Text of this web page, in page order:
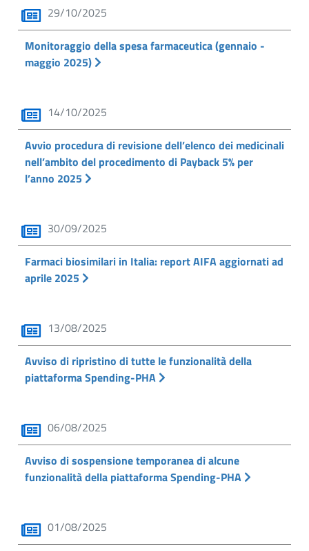
29/10/2025
Monitoraggio della spesa farmaceutica (gennaio -
maggio 2025)
14/10/2025
Avvio procedura di revisione dell’elenco dei medicinali
nell’ambito del procedimento di Payback 5% per
l’anno 2025
30/09/2025
Farmaci biosimilari in Italia: report AIFA aggiornati ad
aprile 2025
13/08/2025
Avviso di ripristino di tutte le funzionalità della
piattaforma Spending-PHA
06/08/2025
Avviso di sospensione temporanea di alcune
funzionalità della piattaforma Spending-PHA
01/08/2025